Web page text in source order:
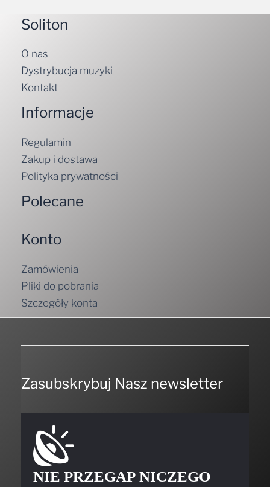
Soliton
O nas
Dystrybucja muzyki
Kontakt
Informacje
Regulamin
Zakup i dostawa
Polityka prywatności
Polecane
Konto
Zamówienia
Pliki do pobrania
Szczegóły konta
Zasubskrybuj Nasz newsletter
NIE PRZEGAP NICZEGO